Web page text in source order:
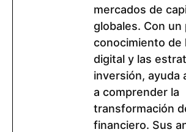
mercados de
globales. Con
conocimiento de
digital y las
inversión, ayuda
a comprender la
transformación
financiero. Sus